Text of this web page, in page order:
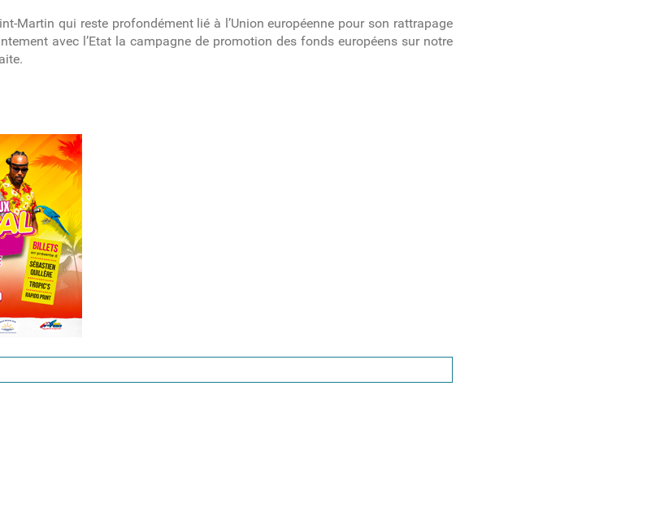
Martin qui reste profondément lié à l’Union européenne pour son rattrapage
avec l’Etat la campagne de promotion des fonds européens sur notre